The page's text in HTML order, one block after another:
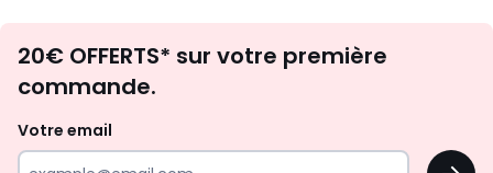
d'inspirations
surprises?
20€ OFFERTS* sur votre première
commande.
Votre email
OK